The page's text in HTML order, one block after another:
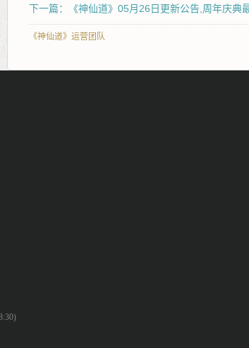
下一篇：《神仙道》05月26日更新公告,周年庆典
《神仙道》运营团队